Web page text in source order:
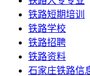
铁路短期培训
铁路学校
铁路招聘
铁路资料
石家庄铁路信